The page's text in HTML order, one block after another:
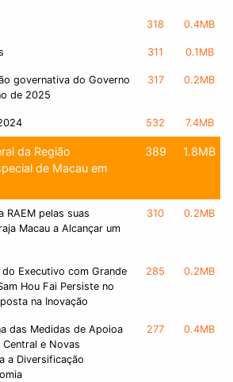
318 0.4MB
311 0.1MB
governativa do Governo
de 2025
317 0.2MB
532 7.4MB
da Região
de Macau em
389 1.8MB
RAEM pelas suas
Macau a Alcançar um
310 0.2MB
Executivo com Grande
Hou Fai Persiste no
na Inovação
285 0.2MB
das Medidas de Apoioa
e Novas
a Diversificação
277 0.4MB